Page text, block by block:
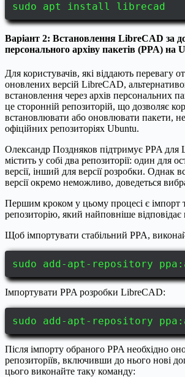
sudo apt install librecad
Варіант 2: Встановлення LibreCAD за
персонального архіву пакетів (PPA) на
Для користувачів, які віддають перевагу
оновлених версій LibreCAD,
встановлення через архів персональних
це сторонній репозиторій, що дозволяє
встановлювати або оновлювати пакети,
офіційних репозиторіях Ubuntu.
Олександр Поздняков підтримує PPA
містить у собі два репозиторії: один для
версії, інший для версії розробки. Однак
версії окремо неможливо, доведеться
Першим кроком у цьому процесі є імпорт
репозиторію, який найповніше
Щоб імпортувати стабільний PPA,
sudo add-apt-repository
Імпортувати PPA розробки LibreCAD:
sudo add-apt-repository
Після імпорту обраного PPA необхідно
репозиторіїв, включивши до нього нові
цього виконайте таку команду: